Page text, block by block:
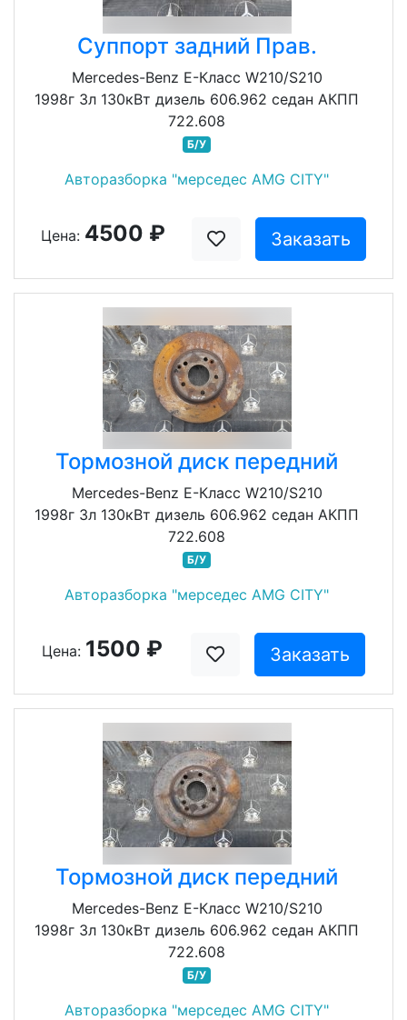
Суппорт задний Прав.
Mercedes-Benz E-Класс W210/S210
1998г 3л 130кВт дизель 606.962 седан АКПП
722.608
Б/У
Авторазборка "мерседес AMG CITY"
Цена: 4500 ₽ Заказать
Тормозной диск передний
Mercedes-Benz E-Класс W210/S210
1998г 3л 130кВт дизель 606.962 седан АКПП
722.608
Б/У
Авторазборка "мерседес AMG CITY"
Цена: 1500 ₽ Заказать
Тормозной диск передний
Mercedes-Benz E-Класс W210/S210
1998г 3л 130кВт дизель 606.962 седан АКПП
722.608
Б/У
Авторазборка "мерседес AMG CITY"